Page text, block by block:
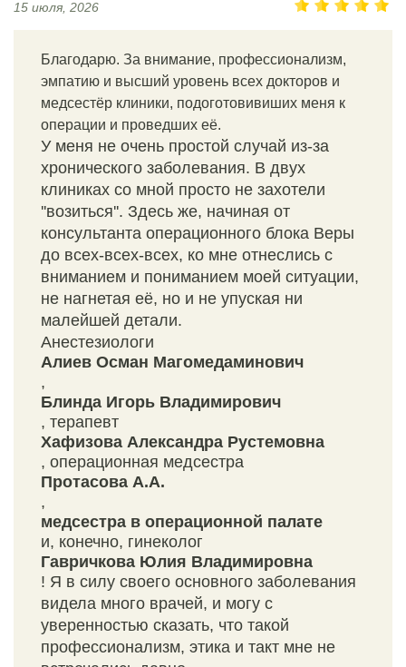
15 июля, 2026
Благодарю. За внимание, профессионализм,
эмпатию и высший уровень всех докторов и
медсестёр клиники, подоготовивиших меня к
операции и проведших её.
У меня не очень простой случай из-за
хронического заболевания. В двух
клиниках со мной просто не захотели
''возиться''. Здесь же, начиная от
консультанта операционного блока Веры
до всех-всех-всех, ко мне отнеслись с
вниманием и пониманием моей ситуации,
не нагнетая её, но и не упуская ни
малейшей детали.
Анестезиологи
Алиев Осман Магомедаминович
,
Блинда Игорь Владимирович
, терапевт
Хафизова Александра Рустемовна
, операционная медсестра
Протасова А.А.
,
медсестра в операционной палате
и, конечно, гинеколог
Гавричкова Юлия Владимировна
! Я в силу своего основного заболевания
видела много врачей, и могу с
уверенностью сказать, что такой
профессионализм, этика и такт мне не